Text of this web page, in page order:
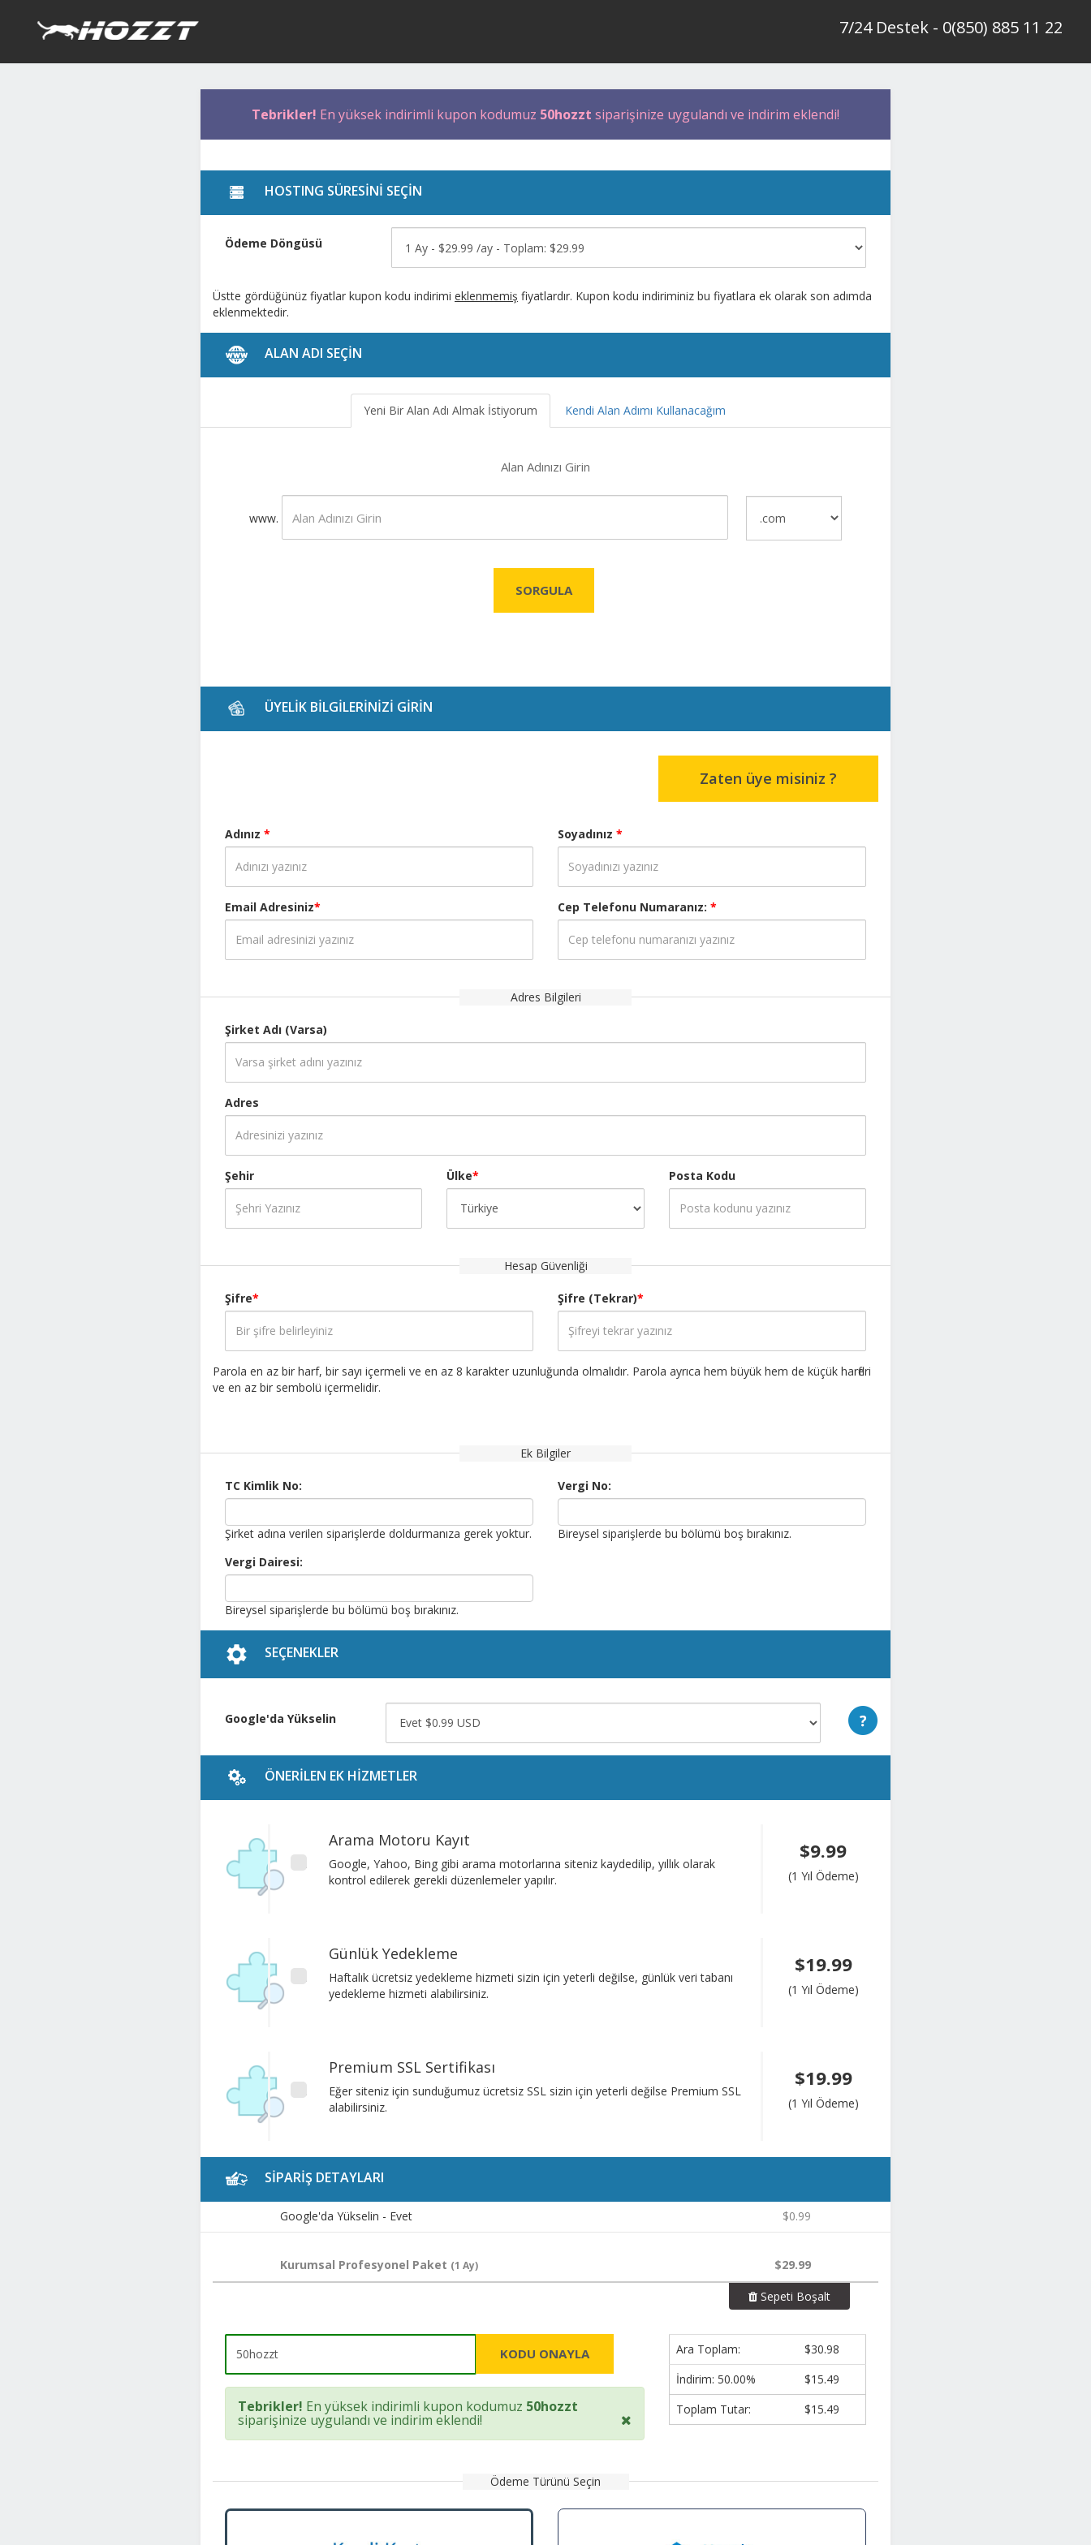
7/24 Destek - 0(850) 885 11 22
Tebrikler! En yüksek indirimli kupon kodumuz 50hozzt siparişinize uygulandı ve indirim eklendi!
HOSTING SÜRESİNİ SEÇİN
Ödeme Döngüsü
Üstte gördüğünüz fiyatlar kupon kodu indirimi eklenmemiş fiyatlardır. Kupon kodu indiriminiz bu fiyatlara ek olarak son adımda
eklenmektedir.
ALAN ADI SEÇİN
Yeni Bir Alan Adı Almak İstiyorum Kendi Alan Adımı Kullanacağım
Alan Adınızı Girin
www.
SORGULA
ÜYELİK BİLGİLERİNİZİ GİRİN
Zaten üye misiniz ?
Adınız * Soyadınız *
Email Adresiniz* Cep Telefonu Numaranız: *
Adres Bilgileri
Şirket Adı (Varsa)
Adres
Şehir Ülke* Posta Kodu
Hesap Güvenliği
Şifre* Şifre (Tekrar)*
Parola en az bir harf, bir sayı içermeli ve en az 8 karakter uzunluğunda olmalıdır. Parola ayrıca hem büyük hem de küçük harfleri
ve en az bir sembolü içermelidir.
Ek Bilgiler
TC Kimlik No:
Şirket adına verilen siparişlerde doldurmanıza gerek yoktur.
Vergi No:
Bireysel siparişlerde bu bölümü boş bırakınız.
Vergi Dairesi:
Bireysel siparişlerde bu bölümü boş bırakınız.
SEÇENEKLER
Google'da Yükselin
ÖNERILEN EK HIZMETLER
Arama Motoru Kayıt
Google, Yahoo, Bing gibi arama motorlarına siteniz kaydedilip, yıllık olarak
kontrol edilerek gerekli düzenlemeler yapılır.
$9.99
(1 Yıl Ödeme)
Günlük Yedekleme
Haftalık ücretsiz yedekleme hizmeti sizin için yeterli değilse, günlük veri tabanı
yedekleme hizmeti alabilirsiniz.
$19.99
(1 Yıl Ödeme)
Premium SSL Sertifikası
Eğer siteniz için sunduğumuz ücretsiz SSL sizin için yeterli değilse Premium SSL
alabilirsiniz.
$19.99
(1 Yıl Ödeme)
SİPARİŞ DETAYLARI
Google'da Yükselin - Evet $0.99
Kurumsal Profesyonel Paket (1 Ay) $29.99
Sepeti Boşalt
KODU ONAYLA
Tebrikler! En yüksek indirimli kupon kodumuz 50hozzt
siparişinize uygulandı ve indirim eklendi!
Ara Toplam:
$30.98
İndirim: 50.00%
$15.49
Toplam Tutar:
$15.49
Ödeme Türünü Seçin